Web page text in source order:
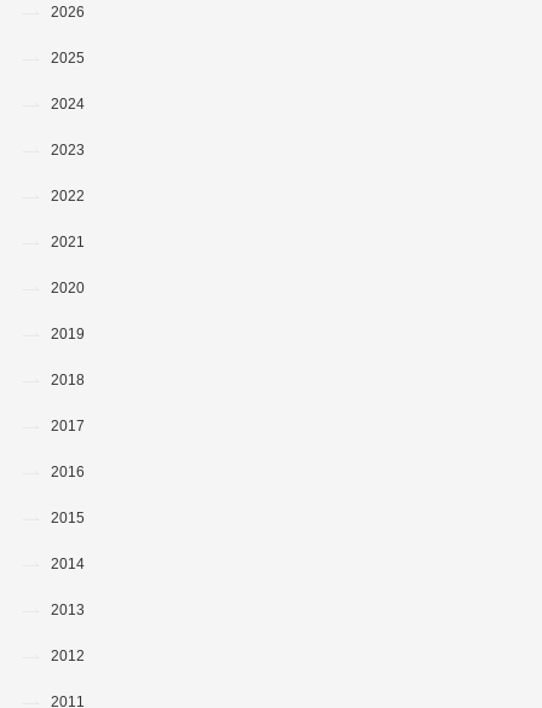
2026
2025
2024
2023
2022
2021
2020
2019
2018
2017
2016
2015
2014
2013
2012
2011